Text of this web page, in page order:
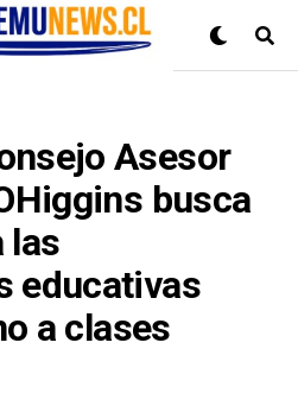
Asesor
busca
las
educativas
a clases